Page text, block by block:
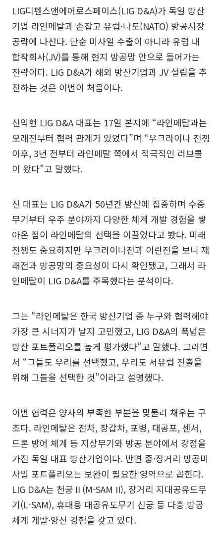
LIG디펜스앤에어로스페이스(LIG D&A)가 독일 방산
기업 라인메탈과 손잡고 유럽·나토(NATO) 방공시장
공략에 나선다. 단순 미사일 수출이 아니라 유럽 내
합작회사(JV)를 통해 현지 방공망 안으로 들어가는
전략이다. LIG D&A가 해외 방산기업과 JV 설립을 추
진하는 것은 이번이 처음이다.
신익현 LIG D&A 대표는 17일 본지에 “라인메탈과는
오래전부터 협력 관계가 있었다”며 “우크라이나 전쟁
이후, 3년 전부터 라인메탈 쪽에서 적극적인 러브콜
이 왔다”고 말했다.
신 대표는 LIG D&A가 50년간 방산에 집중하며 수중
무기부터 우주 분야까지 다양한 체계 개발 경험을 쌓
아온 점이 라인메탈의 선택을 이끌었다고 봤다. 미래
전쟁도 중요하지만 우크라이나전과 이란전을 보니 재
래전과 방공망의 중요성이 다시 확인됐고, 그래서 라
인메탈이 LIG D&A를 주목했다는 분석이다.
그는 “라인메탈은 한국 방산기업 중 누구와 협력해야
가장 큰 시너지가 날지 고민했고, LIG D&A의 폭넓은
방산 포트폴리오를 높게 평가했다”고 말했다. 그러면
서 “그들도 우리를 선택했고, 우리도 서유럽 진출을
위해 그들을 선택한 것”이라고 설명했다.
이번 협력은 양사의 부족한 부분을 맞물려 채우는 구
조다. 라인메탈은 전차, 장갑차, 포병, 대공포, 센서,
드론 방어 체계 등 지상무기와 방공 분야에서 강점을
가진 독일 대표 방산기업이다. 반면 중·장거리 방공미
사일 포트폴리오는 보완이 필요한 영역으로 꼽힌다.
LIG D&A는 천궁Ⅱ(M-SAM II), 장거리 지대공유도무
기(L-SAM), 휴대용 대공유도무기 신궁 등 다층 방공
체계 개발·양산 경험을 갖고 있다.